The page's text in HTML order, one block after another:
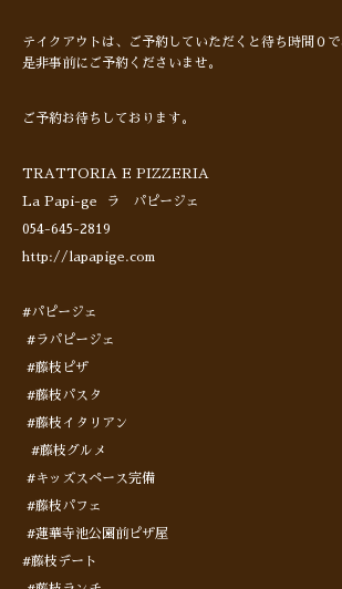
テイクアウトは、ご予約していただくと待ち時間０で
是非事前にご予約くださいませ。
ご予約お待ちしております。
TRATTORIA E PIZZERIA
La Papi-ge ラ パピージェ
054-645-2819
http://lapapige.com
#パピージェ
#ラパピージェ
#藤枝ピザ
#藤枝パスタ
#藤枝イタリアン
#藤枝グルメ
#キッズスペース完備
#藤枝パフェ
#蓮華寺池公園前ピザ屋
#藤枝デート